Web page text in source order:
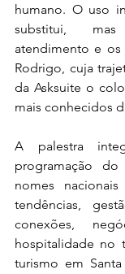
humano. O uso
substitui,
atendimento e os
Rodrigo, cuja
da Asksuite o
mais conhecidos
A palestra
programação
nomes
tendências,
conexões,
hospitalidade no
turismo em